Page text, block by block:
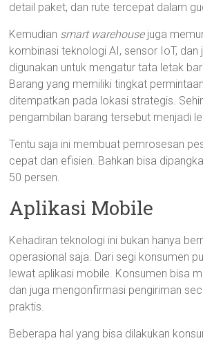
detail paket, dan rute tercepat dalam
Kemudian smart warehouse juga
kombinasi teknologi AI, sensor IoT, dan
digunakan untuk mengatur tata letak
Barang yang memiliki tingkat
ditempatkan pada lokasi strategis.
pengambilan barang tersebut menjadi
Tentu saja ini membuat pemrosesan
cepat dan efisien. Bahkan bisa
50 persen.
Aplikasi Mobile
Kehadiran teknologi ini bukan hanya
operasional saja. Dari segi konsumen
lewat aplikasi mobile. Konsumen bisa
dan juga mengonfirmasi pengiriman
praktis.
Beberapa hal yang bisa dilakukan